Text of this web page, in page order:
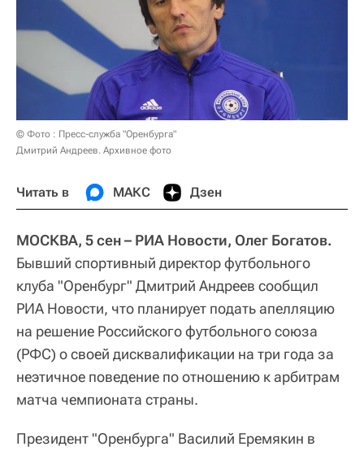
© Фото : Пресс-служба "Оренбурга"
Дмитрий Андреев. Архивное фото
Читать в МАКС Дзен
МОСКВА, 5 сен – РИА Новости, Олег Богатов.
Бывший спортивный директор футбольного
клуба "Оренбург" Дмитрий Андреев сообщил
РИА Новости, что планирует подать апелляцию
на решение Российского футбольного союза
(РФС) о своей дисквалификации на три года за
неэтичное поведение по отношению к арбитрам
матча чемпионата страны.
Президент "Оренбурга" Василий Еремякин в